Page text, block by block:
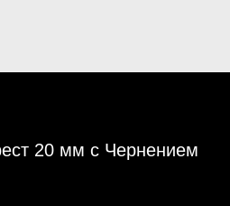
20 мм с Чернением